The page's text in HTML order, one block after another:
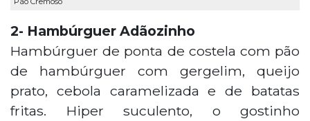
2- Hambúrguer Adãozinho
Hambúrguer de ponta de costela com pão
de hambúrguer com gergelim, queijo
prato, cebola caramelizada e de batatas
fritas. Hiper suculento, o gostinho